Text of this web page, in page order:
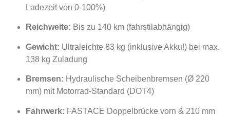
Ladezeit von 0-100%)
Reichweite: Bis zu 140 km (fahrstilabhängig)
Gewicht: Ultraleichte 83 kg (inklusive Akku!) bei max.
138 kg Zuladung
Bremsen: Hydraulische Scheibenbremsen (Ø 220
mm) mit Motorrad-Standard (DOT4)
Fahrwerk: FASTACE Doppelbrücke vorn & 210 mm